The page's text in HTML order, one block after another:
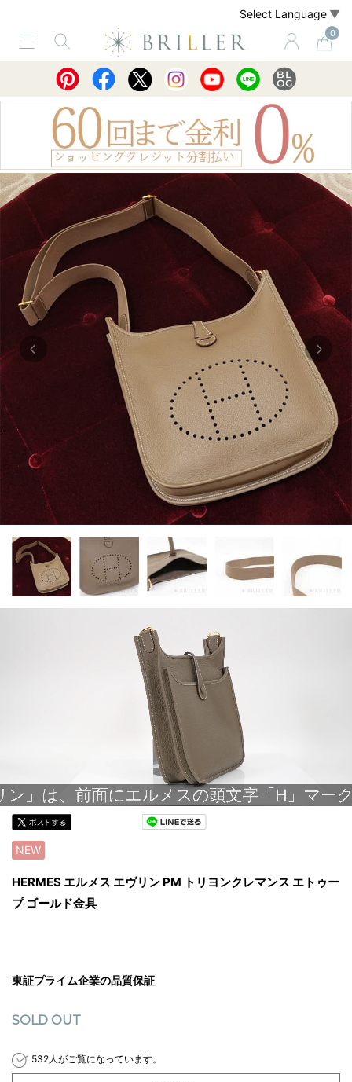
Select Language ▼
0
サービス ショッピングガイド 買取
NEW
HERMES エルメス エヴリン PM トリヨンクレマンス エトゥー
プ ゴールド金具
東証プライム企業の品質保証
SOLD OUT
532人がご覧になっています。